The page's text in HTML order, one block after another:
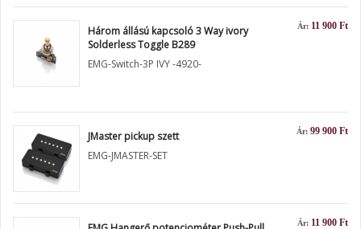
Ár: 11 900 Ft
Három állású kapcsoló 3 Way ivory
Solderless Toggle B289
EMG-Switch-3P IVY -4920-
Ár: 99 900 Ft
JMaster pickup szett
EMG-JMASTER-SET
Ár: 11 900 Ft